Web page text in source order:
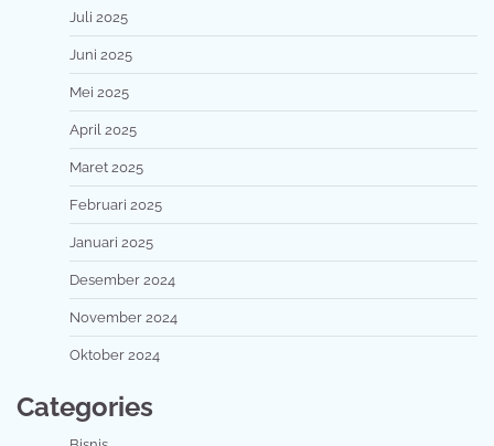
Juli 2025
Juni 2025
Mei 2025
April 2025
Maret 2025
Februari 2025
Januari 2025
Desember 2024
November 2024
Oktober 2024
Categories